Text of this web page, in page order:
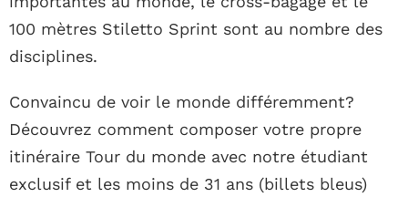
100 mètres Stiletto Sprint sont au nombre des
disciplines.
Convaincu de voir le monde différemment?
Découvrez comment composer votre propre
itinéraire Tour du monde avec notre étudiant
exclusif et les moins de 31 ans (billets bleus)